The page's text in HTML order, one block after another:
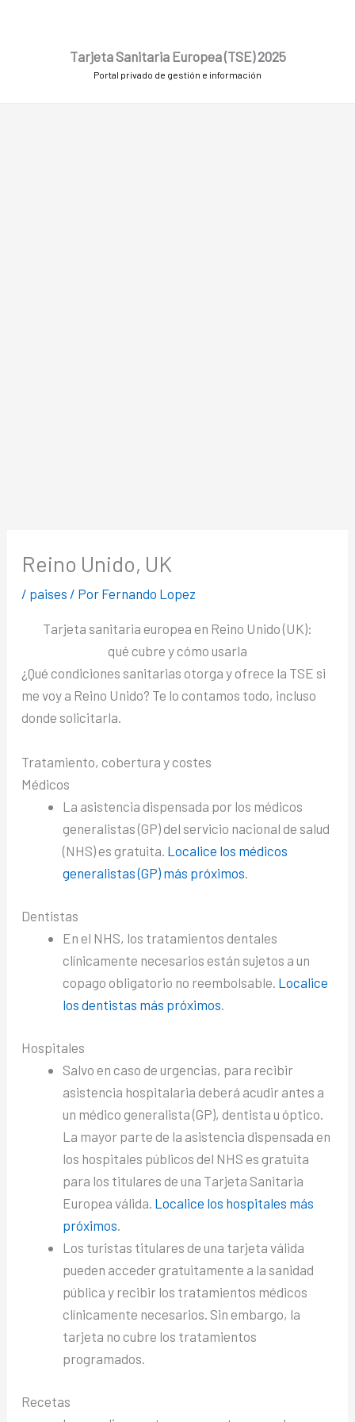
Tarjeta Sanitaria Europea (TSE) 2025
Portal privado de gestión e información
Reino Unido, UK
/ paises / Por Fernando Lopez
Tarjeta sanitaria europea en Reino Unido (UK):
qué cubre y cómo usarla
¿Qué condiciones sanitarias otorga y ofrece la TSE si
me voy a Reino Unido? Te lo contamos todo, incluso
donde solicitarla.
Tratamiento, cobertura y costes
Médicos
La asistencia dispensada por los médicos
generalistas (GP) del servicio nacional de salud
(NHS) es gratuita. Localice los médicos
generalistas (GP) más próximos.
Dentistas
En el NHS, los tratamientos dentales
clínicamente necesarios están sujetos a un
copago obligatorio no reembolsable. Localice
los dentistas más próximos.
Hospitales
Salvo en caso de urgencias, para recibir
asistencia hospitalaria deberá acudir antes a
un médico generalista (GP), dentista u óptico.
La mayor parte de la asistencia dispensada en
los hospitales públicos del NHS es gratuita
para los titulares de una Tarjeta Sanitaria
Europea válida. Localice los hospitales más
próximos.
Los turistas titulares de una tarjeta válida
pueden acceder gratuitamente a la sanidad
pública y recibir los tratamientos médicos
clínicamente necesarios. Sin embargo, la
tarjeta no cubre los tratamientos
programados.
Recetas